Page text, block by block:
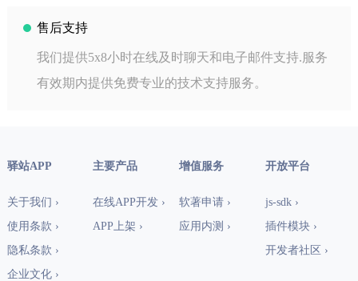
售后支持
我们提供5x8小时在线及时聊天和电子邮件支持.服务
有效期内提供免费专业的技术支持服务。
驿站APP
关于我们 ›
使用条款 ›
隐私条款 ›
企业文化 ›
主要产品
在线APP开发 ›
APP上架 ›
增值服务
软著申请 ›
应用内测 ›
开放平台
js-sdk ›
插件模块 ›
开发者社区 ›